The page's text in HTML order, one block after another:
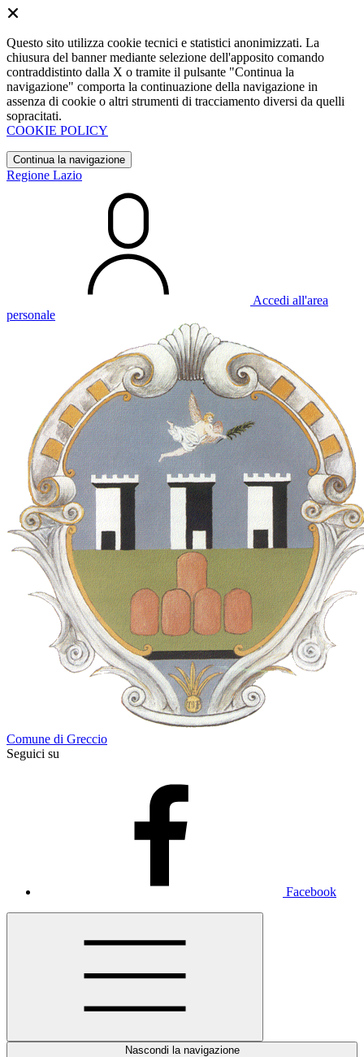
Questo sito utilizza cookie tecnici e statistici anonimizzati. La
chiusura del banner mediante selezione dell'apposito comando
contraddistinto dalla X o tramite il pulsante "Continua la
navigazione" comporta la continuazione della navigazione in
assenza di cookie o altri strumenti di tracciamento diversi da quelli
sopracitati.
COOKIE POLICY
Continua la navigazione
Regione Lazio
Accedi all'area
personale
Comune di Greccio
Seguici su
Facebook
Nascondi la navigazione